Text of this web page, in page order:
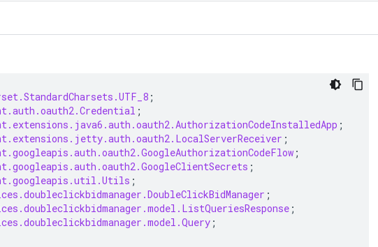
;
;
;
;
;
;
;
;
;
;